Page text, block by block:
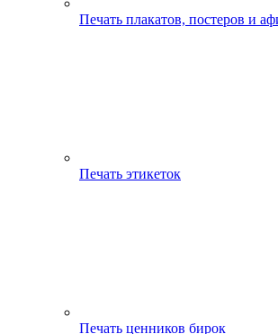
Печать плакатов, постеров и
Печать этикеток
Печать ценников бирок